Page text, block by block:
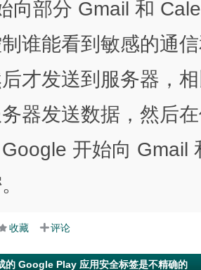
向部分 Gmail 和
谁能看到敏感的通
才发送到服务器，
器发送数据，然后
开始向 Gmail
收藏 评论
的 Google Play 应用安全标签是不精确的